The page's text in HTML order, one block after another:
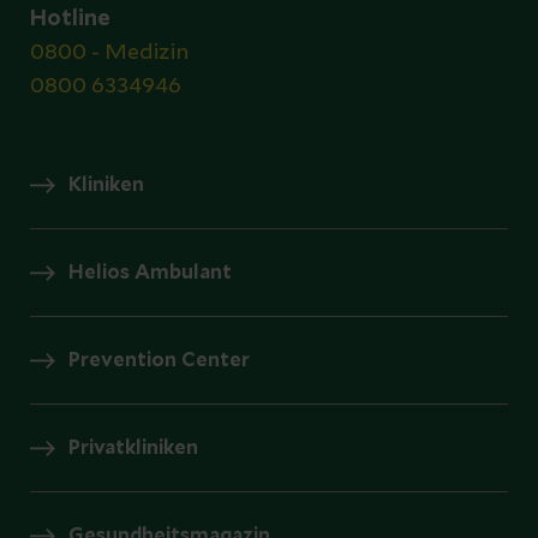
Hotline
0800 - Medizin
0800 6334946
Kliniken
Helios Ambulant
Prevention Center
Privatkliniken